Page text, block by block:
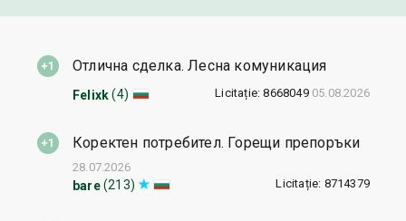
Отлична сделка. Лесна комуникация
Felixk (4) Licitație: 8668049 05.08.2026
Коректен потребител. Горещи препоръки
bare (213) Licitație: 8714379
28.07.2026